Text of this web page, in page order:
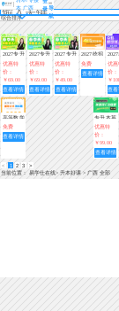
本 广西
登
录导
航
综合排序
2027专升
本春季
班-0基础
入门（英
语）【直
播+录
播】
优惠特
价：
￥69.00
查看详情
2027专升
本春季
班-0基础
入门（数
学）【直
播+录
优惠特
价：
￥69.00
查看详情
2027专升
本春季
班-0基础
入门（语
文）【直
播课】
优惠特
价：
￥49.00
查看详情
2027统招
专升本40
天速记专
升本单词
免费
查看详情
专升
科畅
【
享】
优惠
价：
￥
查看
高等数学
基础公式
测试题
免费
查看详情
专升本英
语词汇训
练营（第
一期）
优惠特
价：
￥99.00
查看详情
< 1 2 3
>
当前位置：易学仕在线> 升本好课 > 广西 全部